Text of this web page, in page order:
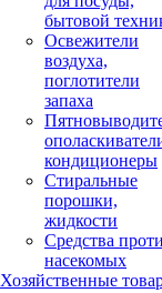
бытовой
Освежители
воздуха,
поглотители
запаха
кондиционеры
Стиральные
порошки,
жидкости
Средства
насекомых
Хозяйственные